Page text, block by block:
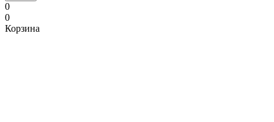
0
0
Корзина